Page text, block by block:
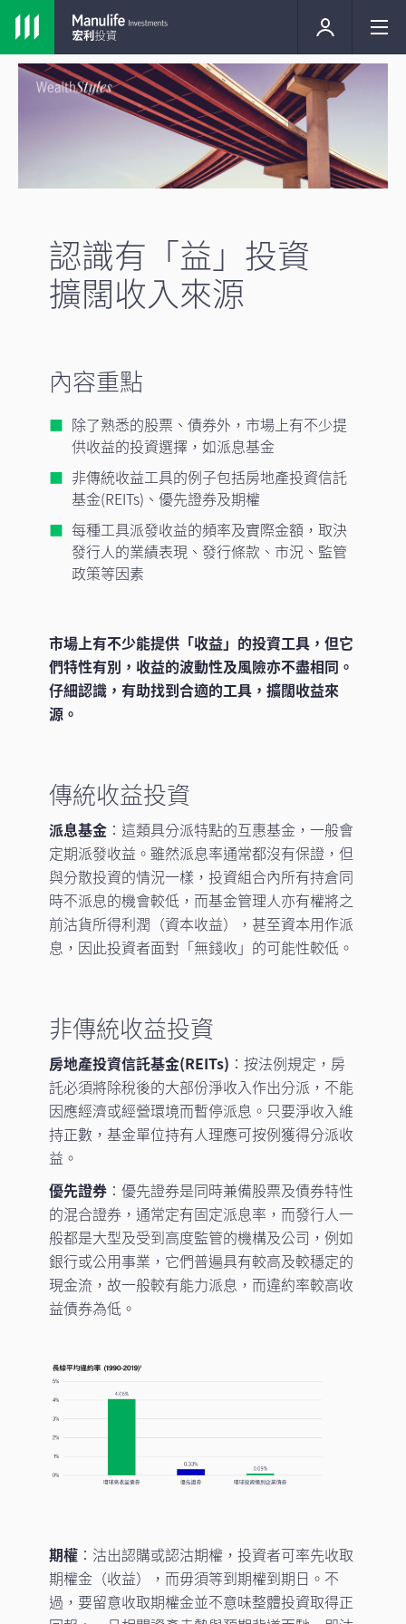
認識有「益」投資
擴闊收入來源
內容重點
除了熟悉的股票、債券外，市場上有不少提
供收益的投資選擇，如派息基金
非傳統收益工具的例子包括房地產投資信託
基金(REITs)、優先證券及期權
每種工具派發收益的頻率及實際金額，取決
發行人的業績表現、發行條款、市況、監管
政策等因素
市場上有不少能提供「收益」的投資工具，但它
們特性有別，收益的波動性及風險亦不盡相同。
仔細認識，有助找到合適的工具，擴闊收益來
源。
傳統收益投資
派息基金：這類具分派特點的互惠基金，一般會
定期派發收益。雖然派息率通常都沒有保證，但
與分散投資的情況一樣，投資組合內所有持倉同
時不派息的機會較低，而基金管理人亦有權將之
前沽貨所得利潤（資本收益），甚至資本用作派
息，因此投資者面對「無錢收」的可能性較低。
非傳統收益投資
房地產投資信託基金(REITs) ：按法例規定，房
託必須將除稅後的大部份淨收入作出分派，不能
因應經濟或經營環境而暫停派息。只要淨收入維
持正數，基金單位持有人理應可按例獲得分派收
益。
優先證券：優先證券是同時兼備股票及債券特性
的混合證券，通常定有固定派息率，而發行人一
般都是大型及受到高度監管的機構及公司，例如
銀行或公用事業，它們普遍具有較高及較穩定的
現金流，故一般較有能力派息，而違約率較高收
益債券為低。
期權：沽出認購或認沽期權，投資者可率先收取
期權金（收益），而毋須等到期權到期日。不
過，要留意收取期權金並不意味整體投資取得正